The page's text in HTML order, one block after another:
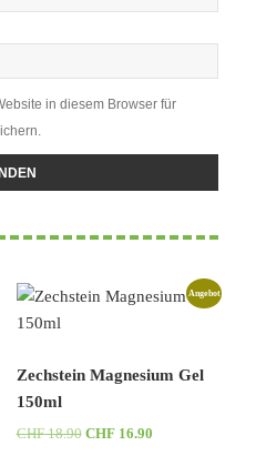
in diesem Browser für
Angebot
Zechstein Magnesium Gel
150ml
CHF18.90 Ursprünglicher
CHF16.90Aktueller